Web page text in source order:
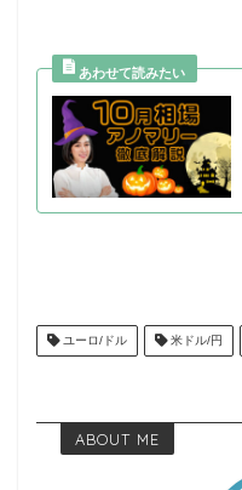
ユーロ/ドル 米ドル/円
ABOUT ME